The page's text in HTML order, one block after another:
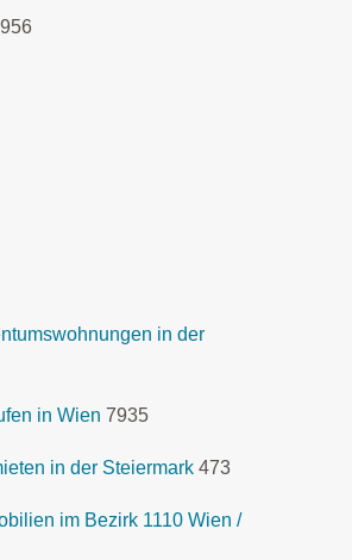
956
in der
in Wien 7935
in der Steiermark 473
im Bezirk 1110 Wien /